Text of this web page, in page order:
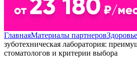
ГлавнаяМатериалы партнеровЗдоровье
зуботехническая лаборатория:
стоматологов и критерии выбора